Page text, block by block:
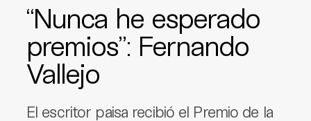
“Nunca he esperado
premios”: Fernando
Vallejo
El escritor paisa recibió el Premio de la